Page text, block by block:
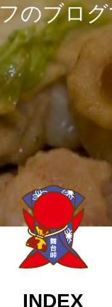
フのブログ
INDEX